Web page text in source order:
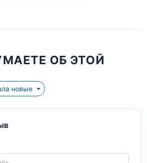
ОБ ЭТОЙ
Сначала новые